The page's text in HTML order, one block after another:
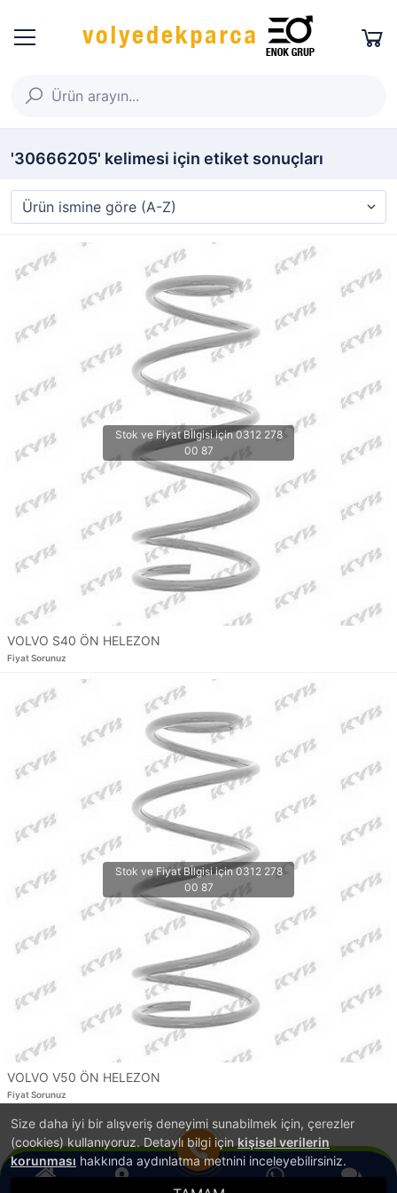
Size daha iyi bir alışveriş deneyimi sunabilmek için, çerezler
(cookies) kullanıyoruz. Detaylı bilgi için kişisel verilerin
korunması hakkında aydınlatma metnini inceleyebilirsiniz.
'30666205' kelimesi için etiket sonuçları
VOLVO S40 ÖN HELEZON
Fiyat Sorunuz
VOLVO V50 ÖN HELEZON
Fiyat Sorunuz
1